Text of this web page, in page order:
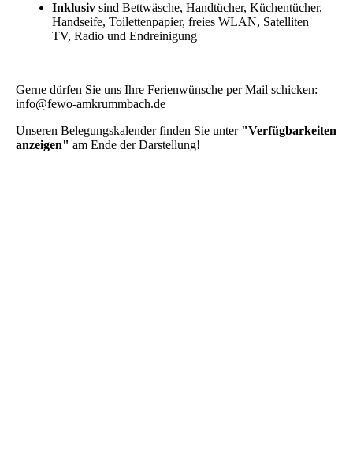
Inklusiv sind Bettwäsche, Handtücher, Küchentücher,
Handseife, Toilettenpapier, freies WLAN, Satelliten
TV, Radio und Endreinigung
Gerne dürfen Sie uns Ihre Ferienwünsche per Mail schicken:
info@fewo-amkrummbach.de
Unseren Belegungskalender finden Sie unter"Verfügbarkeiten
anzeigen" am Ende der Darstellung!